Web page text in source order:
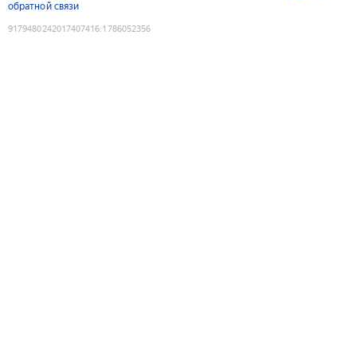
обратной связи
9179480242017407416:1786052356